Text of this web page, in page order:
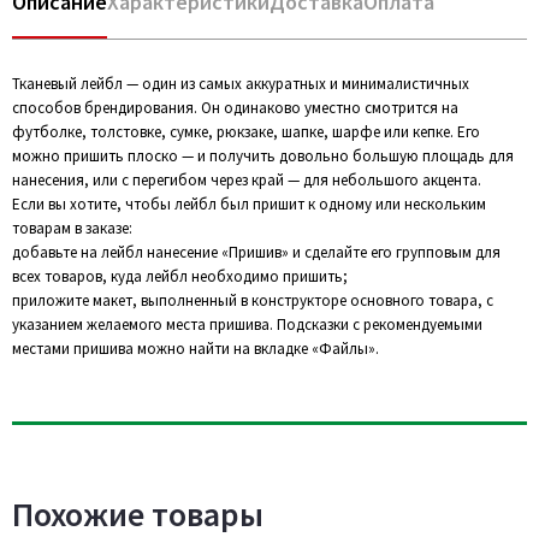
Тканевый лейбл — один из самых аккуратных и минималистичных
способов брендирования. Он одинаково уместно смотрится на
футболке, толстовке, сумке, рюкзаке, шапке, шарфе или кепке. Его
можно пришить плоско — и получить довольно большую площадь для
нанесения, или с перегибом через край — для небольшого акцента.
Если вы хотите, чтобы лейбл был пришит к одному или нескольким
товарам в заказе:
добавьте на лейбл нанесение «Пришив» и сделайте его групповым для
всех товаров, куда лейбл необходимо пришить;
приложите макет, выполненный в конструкторе основного товара, с
указанием желаемого места пришива. Подсказки с рекомендуемыми
местами пришива можно найти на вкладке «Файлы».
Похожие товары